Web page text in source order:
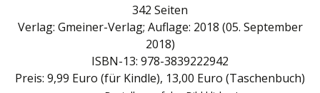
342 Seiten
Verlag: Gmeiner-Verlag; Auflage: 2018 (05. September
2018)
ISBN-13: 978-3839222942
Preis: 9,99 Euro (für Kindle), 13,00 Euro (Taschenbuch)